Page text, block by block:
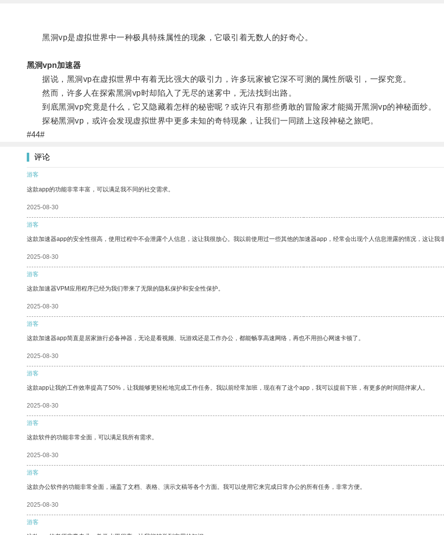
黑洞vp是虚拟世界中一种极具特殊属性的现象，它吸引着无数人的好奇心。
黑洞vpn加速器
据说，黑洞vp在虚拟世界中有着无比强大的吸引力，许多玩家被它深不可测的属性所吸引，一探究竟。
然而，许多人在探索黑洞vp时却陷入了无尽的迷雾中，无法找到出路。
到底黑洞vp究竟是什么，它又隐藏着怎样的秘密呢？或许只有那些勇敢的冒险家才能揭开黑洞vp的神秘面纱。
探秘黑洞vp，或许会发现虚拟世界中更多未知的奇特现象，让我们一同踏上这段神秘之旅吧。
#44#
评论
游客
这款app的功能非常丰富，可以满足我不同的社交需求。
2025-08-30
游客
这款加速器app的安全性很高，使用过程中不会泄露个人信息，这让我很放心。我以前使用过一些其他的加速器app，经常会出现个人信息泄露的情况，这让我
2025-08-30
游客
这款加速器VPM应用程序已经为我们带来了无限的隐私保护和安全性保护。
2025-08-30
游客
这款加速器app简直是居家旅行必备神器，无论是看视频、玩游戏还是工作办公，都能畅享高速网络，再也不用担心网速卡顿了。
2025-08-30
游客
这款app让我的工作效率提高了50%，让我能够更轻松地完成工作任务。我以前经常加班，现在有了这个app，我可以提前下班，有更多的时间陪伴家人。
2025-08-30
游客
这款软件的功能非常全面，可以满足我所有需求。
2025-08-30
游客
这款办公软件的功能非常全面，涵盖了文档、表格、演示文稿等各个方面。我可以使用它来完成日常办公的所有任务，非常方便。
2025-08-30
游客